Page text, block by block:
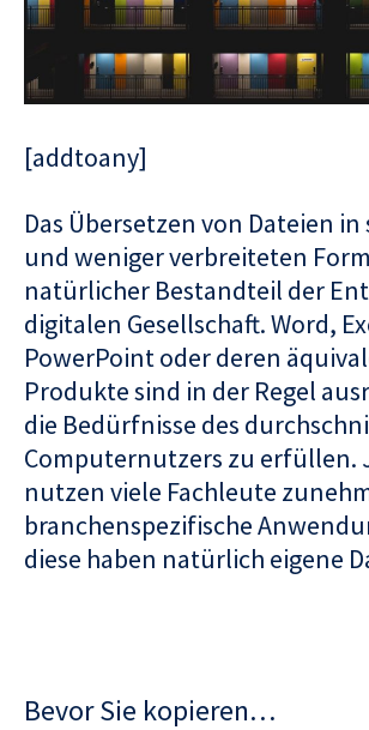
[addtoany]
Das Übersetzen von Dateien
und weniger verbreiteten
natürlicher Bestandteil der
digitalen Gesellschaft. Word,
PowerPoint oder deren
Produkte sind in der Regel
die Bedürfnisse des
Computernutzers zu erfüllen.
nutzen viele Fachleute
branchenspezifische
diese haben natürlich eigene
Bevor Sie kopieren…